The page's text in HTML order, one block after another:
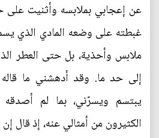
عن إعجابي بملابسه وأثنيت على
غبطته على وضعه المادي الذي
ملابس وأحذية، بل حتى العطر
إلى حد ما. وقد أدهشني ما
يبتسم ويسرّني، بما لم
الكثيرون من أمثالي عنه، إذ قال